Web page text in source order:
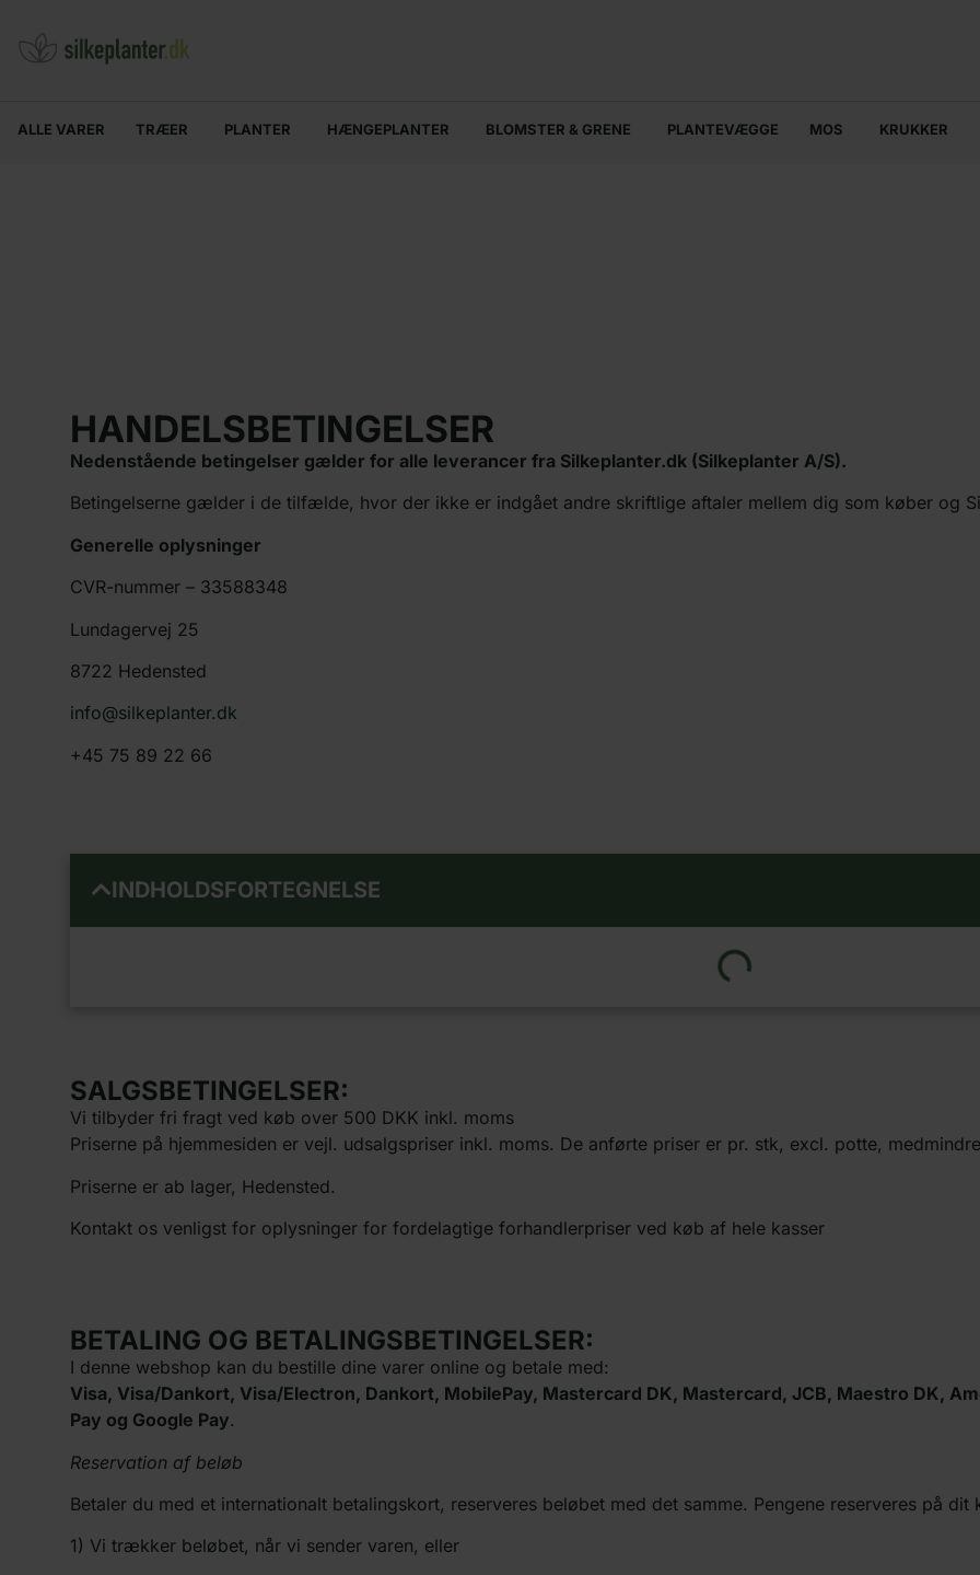
ALLE VARER TRÆER PLANTER HÆNGEPLANTER BLOMSTER & GRENE PLANTEVÆGGE MOS KRUKKER
HANDELSBETINGELSER
Nedenstående betingelser gælder for alle leverancer fra Silkeplanter.dk (Silkeplanter A/S).
Betingelserne gælder i de tilfælde, hvor der ikke er indgået andre skriftlige aftaler mellem dig som køber og
Generelle oplysninger
CVR-nummer – 33588348
Lundagervej 25
8722 Hedensted
info@silkeplanter.dk
+45 75 89 22 66
INDHOLDSFORTEGNELSE
SALGSBETINGELSER:
Vi tilbyder fri fragt ved køb over 500 DKK inkl. moms
Priserne på hjemmesiden er vejl. udsalgspriser inkl. moms. De anførte priser er pr. stk, excl. potte,
Priserne er ab lager, Hedensted.
Kontakt os venligst for oplysninger for fordelagtige forhandlerpriser ved køb af hele kasser
BETALING OG BETALINGSBETINGELSER:
I denne webshop kan du bestille dine varer online og betale med:
Visa, Visa/Dankort, Visa/Electron, Dankort, MobilePay, Mastercard DK, Mastercard, JCB, Maestro DK,
Pay og Google Pay.
Reservation af beløb
Betaler du med et internationalt betalingskort, reserveres beløbet med det samme. Pengene reserveres på
1) Vi trækker beløbet, når vi sender varen, eller